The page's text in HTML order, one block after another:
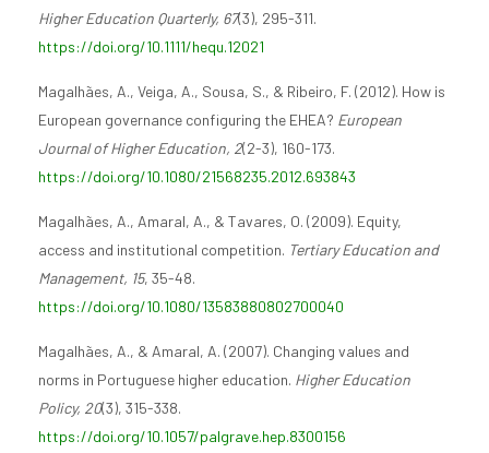
Higher Education Quarterly, 67(3), 295-311.
https://doi.org/10.1111/hequ.12021
Magalhães, A., Veiga, A., Sousa, S., & Ribeiro, F. (2012). How is
European governance configuring the EHEA? European
Journal of Higher Education, 2(2-3), 160-173.
https://doi.org/10.1080/21568235.2012.693843
Magalhães, A., Amaral, A., & Tavares, O. (2009). Equity,
access and institutional competition. Tertiary Education and
Management, 15, 35-48.
https://doi.org/10.1080/13583880802700040
Magalhães, A., & Amaral, A. (2007). Changing values and
norms in Portuguese higher education. Higher Education
Policy, 20(3), 315-338.
https://doi.org/10.1057/palgrave.hep.8300156